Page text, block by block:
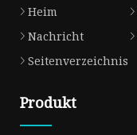
Heim
Nachricht
Seitenverzeichnis
Produkt